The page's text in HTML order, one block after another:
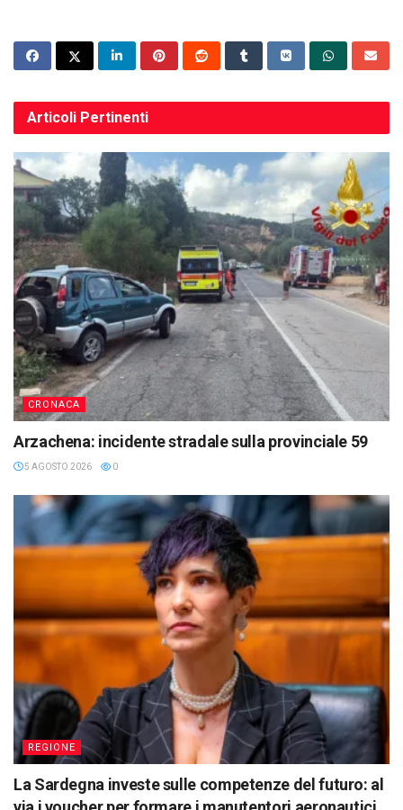
Articoli Pertinenti
CRONACA
Arzachena: incidente stradale sulla provinciale 59
5 AGOSTO 2026 0
REGIONE
La Sardegna investe sulle competenze del futuro: al